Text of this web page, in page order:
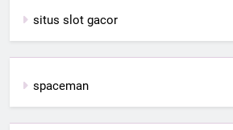
situs slot gacor
spaceman